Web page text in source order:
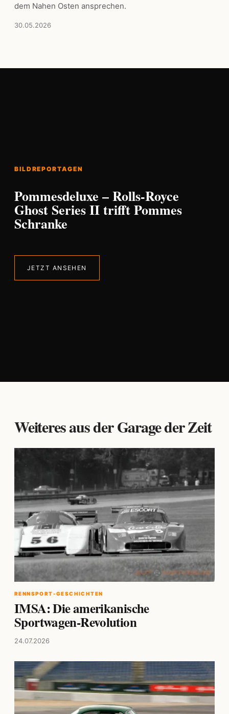
dem Nahen Osten ansprechen.
30.05.2026
BILDREPORTAGEN
Pommesdeluxe – Rolls-Royce
Ghost Series II trifft Pommes
Schranke
JETZT ANSEHEN
Weiteres aus der Garage der Zeit
RENNSPORT-GESCHICHTEN
IMSA: Die amerikanische
Sportwagen-Revolution
24.07.2026